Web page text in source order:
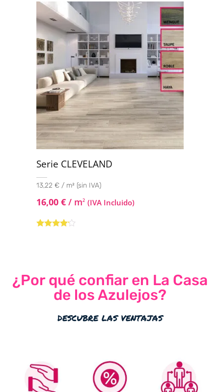
5.00
Serie CLEVELAND
13,22 € / m² (sin IVA)
16,00 € / m2 (IVA Incluido)
¿Por qué confiar en La Casa
de los Azulejos?
descubre las ventajas